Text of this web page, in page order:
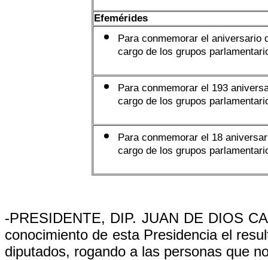
Efemérides
Para conmemorar el aniversario
cargo de los grupos
Para conmemorar el 193
cargo de los grupos
Para conmemorar el 18
cargo de los grupos
-PRESIDENTE, DIP. JUAN DE DIOS
conocimiento de esta Presidencia el
diputados, rogando a las personas que